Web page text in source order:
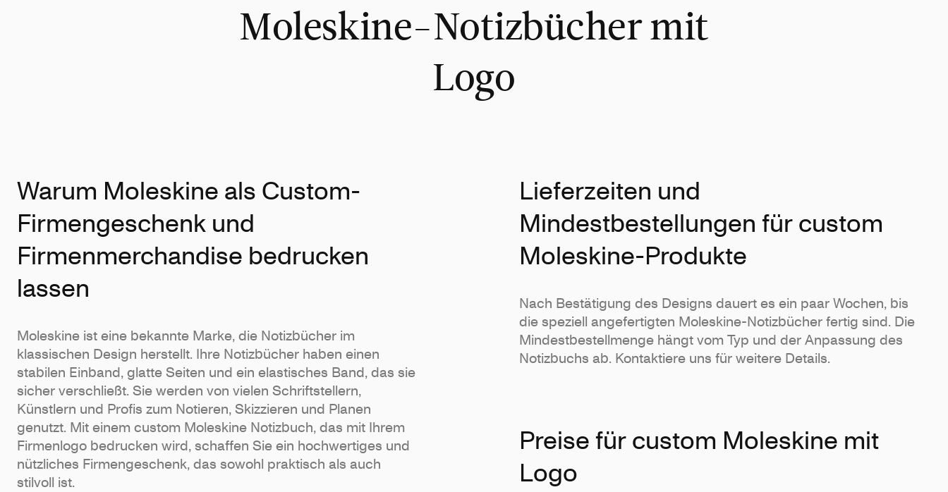
Moleskine-Notizbücher mit
Logo
Warum Moleskine als Custom-
Firmengeschenk und
Firmenmerchandise bedrucken
lassen
Moleskine ist eine bekannte Marke, die Notizbücher im
klassischen Design herstellt. Ihre Notizbücher haben einen
stabilen Einband, glatte Seiten und ein elastisches Band, das sie
sicher verschließt. Sie werden von vielen Schriftstellern,
Künstlern und Profis zum Notieren, Skizzieren und Planen
genutzt. Mit einem custom Moleskine Notizbuch, das mit Ihrem
Firmenlogo bedrucken wird, schaffen Sie ein hochwertiges und
nützliches Firmengeschenk, das sowohl praktisch als auch
stilvoll ist.
Lieferzeiten und
Mindestbestellungen für custom
Moleskine-Produkte
Nach Bestätigung des Designs dauert es ein paar Wochen, bis
die speziell angefertigten Moleskine-Notizbücher fertig sind. Die
Mindestbestellmenge hängt vom Typ und der Anpassung des
Notizbuchs ab. Kontaktiere uns für weitere Details.
Preise für custom Moleskine mit
Logo